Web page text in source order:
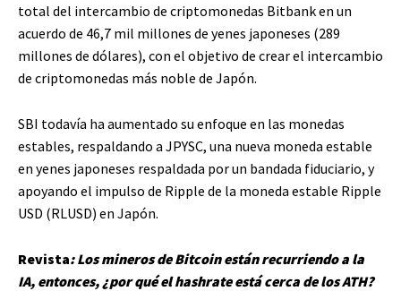
total del intercambio de criptomonedas Bitbank en un
acuerdo de 46,7 mil millones de yenes japoneses (289
millones de dólares), con el objetivo de crear el intercambio
de criptomonedas más noble de Japón.
SBI todavía ha aumentado su enfoque en las monedas
estables, respaldando a JPYSC, una nueva moneda estable
en yenes japoneses respaldada por un bandada fiduciario, y
apoyando el impulso de Ripple de la moneda estable Ripple
USD (RLUSD) en Japón.
Revista:Los mineros de Bitcoin están recurriendo a la
IA, entonces, ¿por qué el hashrate está cerca de los ATH?